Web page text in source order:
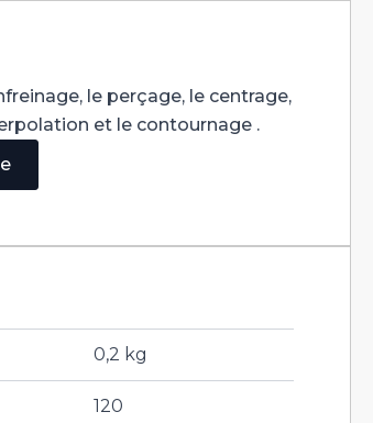
le perçage, le centrage,
et le contournage .
0,2 kg
120